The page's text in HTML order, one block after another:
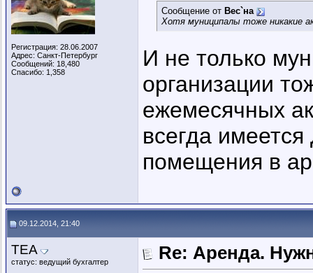
Регистрация: 28.06.2007
Адрес: Санкт-Петербург
Сообщений: 18,480
Спасибо: 1,358
Сообщение от Вес`на
Хотя муниципалы тоже никакие
И не только
организации
ежемесячных
всегда
помещения в
09.12.2014, 21:40
ТЕА
статус: ведущий бухгалтер
Re: Аренда.